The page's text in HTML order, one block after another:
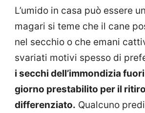
L’umido in casa può essere
magari si teme che il cane
nel secchio o che emani
svariati motivi spesso di
i secchi dell’immondizia
giorno prestabilito per il ritiro
differenziato. Qualcuno